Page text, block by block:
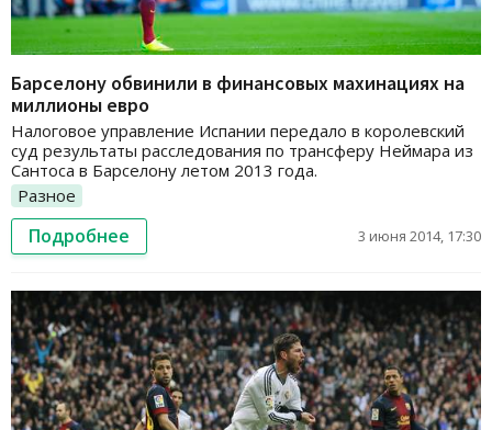
Барселону обвинили в финансовых махинациях на
миллионы евро
Налоговое управление Испании передало в королевский
суд результаты расследования по трансферу Неймара из
Сантоса в Барселону летом 2013 года.
Разное
Подробнее 3 июня 2014, 17:30